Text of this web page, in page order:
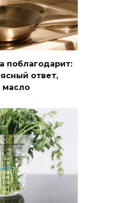
поблагодарит:
ответ,
масло